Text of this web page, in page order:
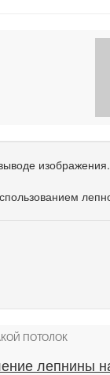
изображения.
ПОТОЛОК
лепнины